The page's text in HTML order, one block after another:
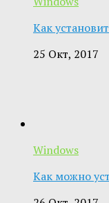
Как
25 Окт, 2017
Windows
Как можно